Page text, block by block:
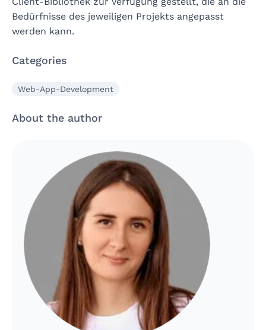
Bedürfnisse des jeweiligen Projekts angepasst
werden kann.
Categories
Web-App-Development
About the author